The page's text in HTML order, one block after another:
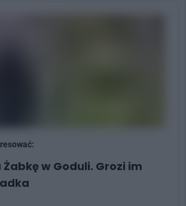
w Goduli. Grozi im